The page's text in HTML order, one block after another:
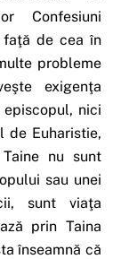
Confesiuni
de cea în
probleme
exigenţa
nici
de Euharistie,
nu sunt
sau unei
sunt viaţa
prin Taina
înseamnă că